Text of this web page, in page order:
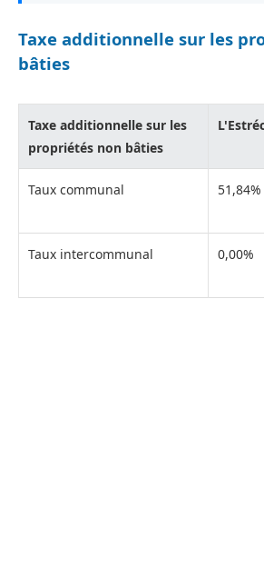
Taxe additionnelle sur les
bâties
Taxe additionnelle sur les
propriétés non bâties
Taux communal 51,84%
Taux intercommunal 0,00%